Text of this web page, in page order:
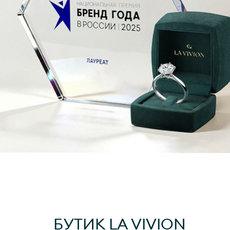
БУТИК LA VIVION